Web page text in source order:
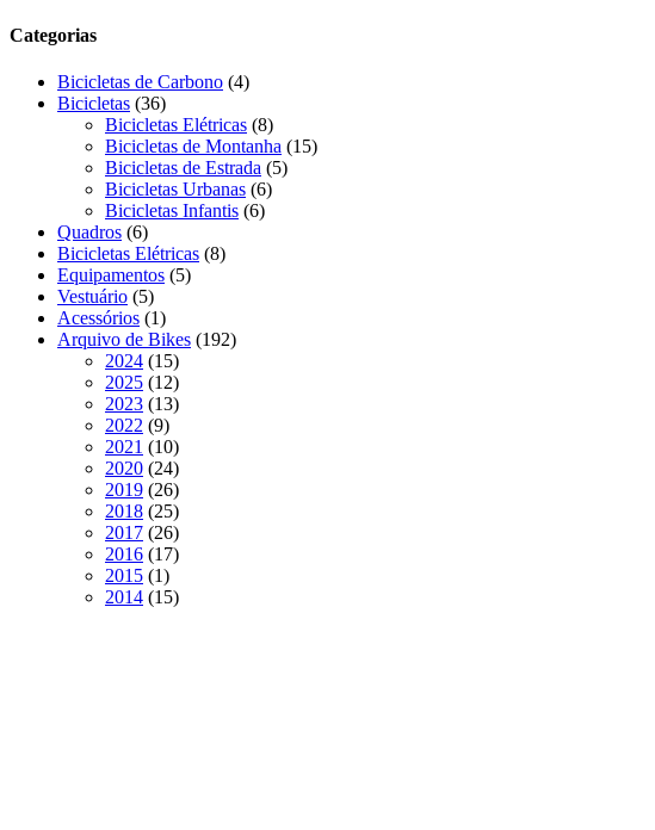
Categorias
Bicicletas de Carbono 44
Bicicletas 3636
produtos
Bicicletas Elétricas 88
produtos
Bicicletas de Montanha 1515
Bicicletas de Estrada 55
Bicicletas Urbanas 66
Bicicletas Infantis 66
Quadros 66
produtos
Bicicletas Elétricas 88
Equipamentos 55
Vestuário 55
produtos
Acessórios 11
produto
Arquivo de Bikes 192192
2024 1515
produtos
2025 1212
produtos
2023 1313
2022 99
produtos
2021 1010
produtos
2020 2424
produtos
2019 2626
produtos
2018 2525
produtos
2017 2626
produtos
2016 1717
2015 11
produto
2014 1515